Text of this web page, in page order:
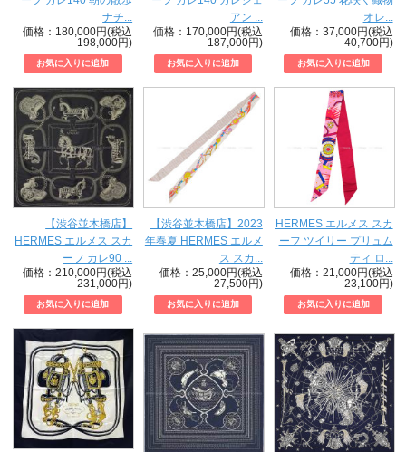
ナチ...
価格：180,000円(税込
198,000円)
アン ...
価格：170,000円(税込
187,000円)
オレ...
価格：37,000円(税込
40,700円)
【渋谷並木橋店】
HERMES エルメス スカ
ーフ カレ90 ...
価格：210,000円(税込
231,000円)
【渋谷並木橋店】2023
年春夏 HERMES エルメ
ス スカ...
価格：25,000円(税込
27,500円)
HERMES エルメス スカ
ーフ ツイリー プリュム
ティ ロ...
価格：21,000円(税込
23,100円)